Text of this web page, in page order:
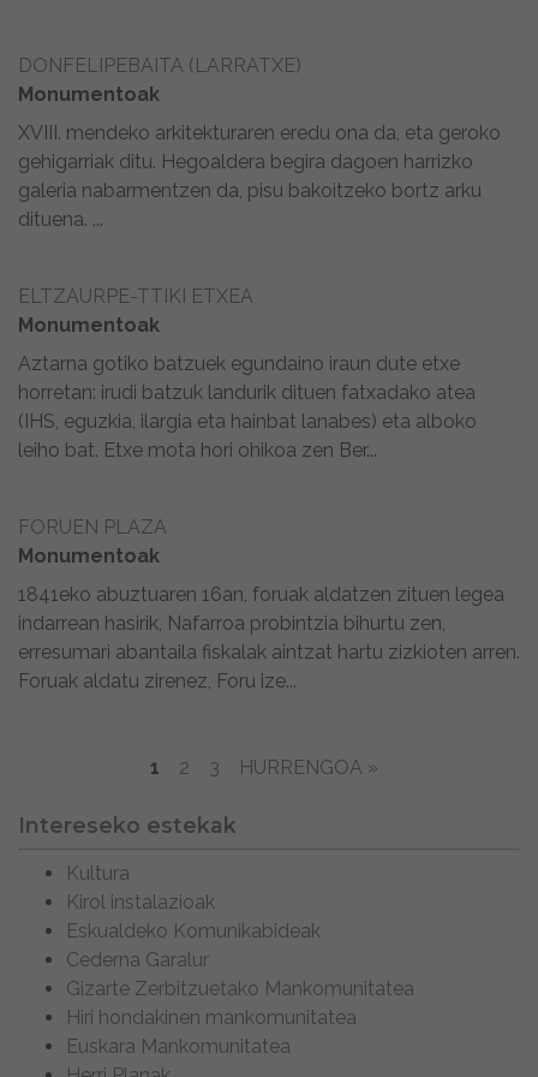
DONFELIPEBAITA (LARRATXE)
Monumentoak
XVIII. mendeko arkitekturaren eredu ona da, eta geroko
gehigarriak ditu. Hegoaldera begira dagoen harrizko
galeria nabarmentzen da, pisu bakoitzeko bortz arku
dituena. ...
ELTZAURPE-TTIKI ETXEA
Monumentoak
Aztarna gotiko batzuek egundaino iraun dute etxe
horretan: irudi batzuk landurik dituen fatxadako atea
(IHS, eguzkia, ilargia eta hainbat lanabes) eta alboko
leiho bat. Etxe mota hori ohikoa zen Ber...
FORUEN PLAZA
Monumentoak
1841eko abuztuaren 16an, foruak aldatzen zituen legea
indarrean hasirik, Nafarroa probintzia bihurtu zen,
erresumari abantaila fiskalak aintzat hartu zizkioten arren.
Foruak aldatu zirenez, Foru ize...
1 2 3 HURRENGOA »
Intereseko estekak
Kultura
Kirol instalazioak
Eskualdeko Komunikabideak
Cederna Garalur
Gizarte Zerbitzuetako Mankomunitatea
Hiri hondakinen mankomunitatea
Euskara Mankomunitatea